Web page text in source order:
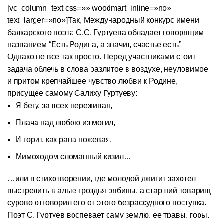
[vc_column_text css=»» woodmart_inline=»no»
text_larger=»no»]Так, Международный конкурс имени
балкарского поэта С.С. Гуртуева обладает говорящим
названием “Есть Родина, а значит, счастье есть”.
Однако не все так просто. Перед участниками стоит
задача облечь в слова разлитое в воздухе, неуловимое
и притом крепчайшее чувство любви к Родине,
присущее самому Салиху Гуртуеву:
Я бегу, за всех переживая,
Плача над любою из могил,
И горит, как рана ножевая,
Мимоходом сломанный кизил…
…или в стихотворении, где молодой джигит захотел
выстрелить в алые гроздья рябины, а старший товарищ
сурово отговорил его от этого безрассудного поступка.
Поэт С. Гуртуев воспевает саму землю, ее травы, горы,